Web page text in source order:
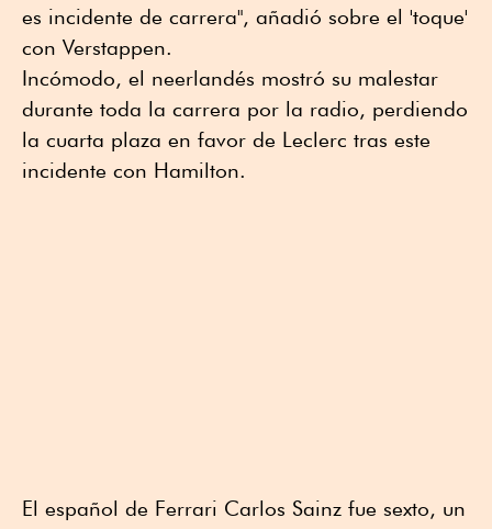
es incidente de carrera", añadió sobre el 'toque'
con Verstappen.
Incómodo, el neerlandés mostró su malestar
durante toda la carrera por la radio, perdiendo
la cuarta plaza en favor de Leclerc tras este
incidente con Hamilton.
El español de Ferrari Carlos Sainz fue sexto, un